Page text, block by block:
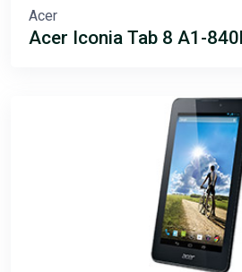
Acer
Acer Iconia Tab 8 A1-